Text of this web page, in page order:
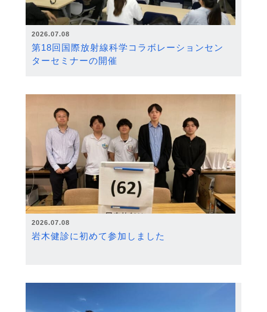
2026.07.08
第18回国際放射線科学コラボレーションセン
ターセミナーの開催
2026.07.08
岩木健診に初めて参加しました